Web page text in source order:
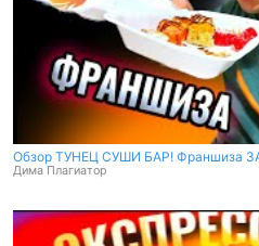
Обзор ТУНЕЦ СУШИ БАР! Франшиза
Дима Плагиатор